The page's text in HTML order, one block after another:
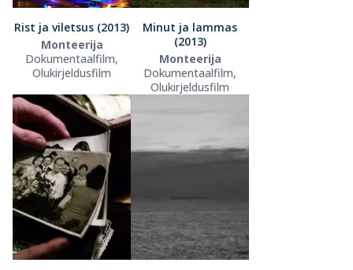
Rist ja viletsus (2013)
Monteerija
Dokumentaalfilm,
Olukirjeldusfilm
Minut ja lammas
(2013)
Monteerija
Dokumentaalfilm,
Olukirjeldusfilm